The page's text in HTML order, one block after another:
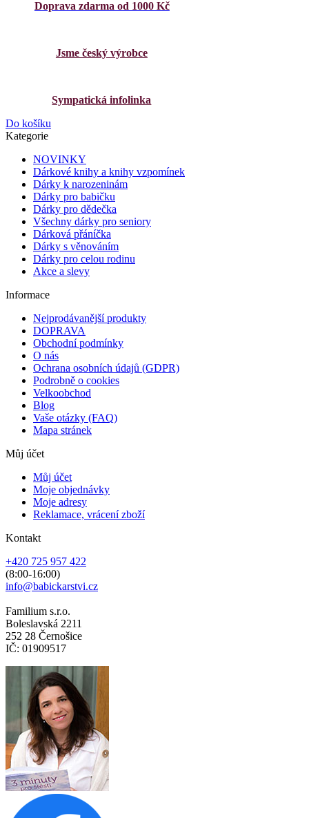
Doprava zdarma od 1000 Kč
Jsme český výrobce
Sympatická infolinka
Do košíku
Kategorie
NOVINKY
Dárkové knihy a knihy vzpomínek
Dárky k narozeninám
Dárky pro babičku
Dárky pro dědečka
Všechny dárky pro seniory
Dárková přáníčka
Dárky s věnováním
Dárky pro celou rodinu
Akce a slevy
Informace
Nejprodávanější produkty
DOPRAVA
Obchodní podmínky
O nás
Ochrana osobních údajů (GDPR)
Podrobně o cookies
Velkoobchod
Blog
Vaše otázky (FAQ)
Mapa stránek
Můj účet
Můj účet
Moje objednávky
Moje adresy
Reklamace, vrácení zboží
Kontakt
+420 725 957 422
(8:00-16:00)
info@babickarstvi.cz
Familium s.r.o.
Boleslavská 2211
252 28 Černošice
IČ: 01909517